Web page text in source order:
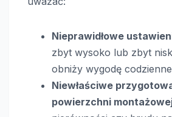
Nieprawidłowe
zbyt wysoko lub zbyt
obniży wygodę
Niewłaściwe
powierzchni